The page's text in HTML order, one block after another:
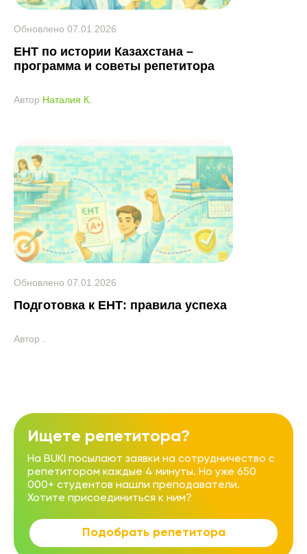
Обновлено 07.01.2026
ЕНТ по истории Казахстана –
программа и советы репетитора
Автор Наталия К.
Обновлено 07.01.2026
Подготовка к ЕНТ: правила успеха
Автор
Ищете репетитора?
На BUKI посылают заявки на сотрудничество с
репетитором каждые 4 минуты. Но уже 650
000+ студентов нашли преподаватели.
Хотите присоединиться к ним?
Подобрать репетитора